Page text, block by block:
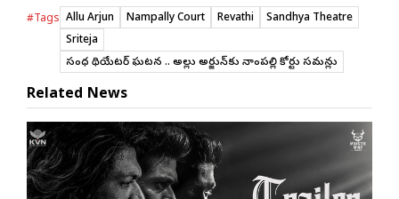
#Tags Allu Arjun Nampally Court Revathi
Sandhya Theatre
Sriteja
సంధ్య థియేటర్ ఘటన .. అల్లు అర్జున్‌కు నాంపల్లి కోర్టు సమన్లు
Related News